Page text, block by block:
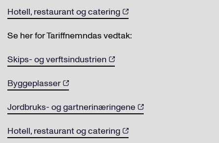
Hotell, restaurant og catering
Se her for Tariffnemndas vedtak:
Skips- og verftsindustrien
Byggeplasser
Jordbruks- og gartnerinæringene
Hotell, restaurant og catering